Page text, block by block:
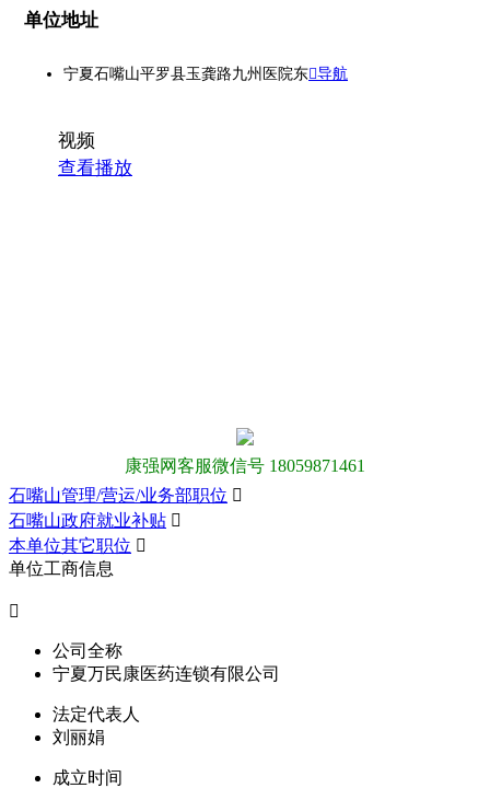
单位地址
宁夏石嘴山平罗县玉龚路九州医院东导航
视频
查看播放
康强网客服微信号 18059871461
石嘴山管理/营运/业务部职位 
石嘴山政府就业补贴 
本单位其它职位 
单位工商信息

公司全称
宁夏万民康医药连锁有限公司
法定代表人
刘丽娟
成立时间